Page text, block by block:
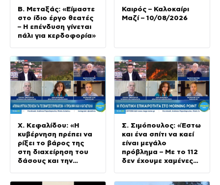
Β. Μεταξάς: «Είμαστε
στο ίδιο έργο θεατές
– Η επένδυση γίνεται
πάλι για κερδοφορία»
Καιρός – Καλοκαίρι
Μαζί – 10/08/2026
Χ. Κεφαλίδου: «Η
κυβέρνηση πρέπει να
ρίξει το βάρος της
στη διαχείρηση του
δάσους και την
Σ. Σιμόπουλος: «Έστω
και ένα σπίτι να καεί
είναι μεγάλο
πρόβλημα – Με το 112
δεν έχουμε χαμένες